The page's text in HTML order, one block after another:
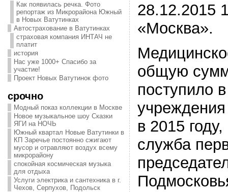
Как появилась речка. Фото
репортаж из Микрорайона Южный
в Новых Ватутинках
Автострахование в Ватутинках
страховая компания ИНТАЧ не
платит
история
Нас уже 1000+ Спасибо за
участие!
Проект Новых Ватутинок фото
срочно
Модный показ коллекции в Москве
Новое музыкальное шоу Сказки
ЯГИ на НОЧЬ
Южный квартал Новые Ватутинки в
КП Заречье постоянно сжигают
мусор и отравляют воздух всему
микрорайону
спокойная космическая музыка
для отдыха
Услуги электрика и сантехника в г.
Чехов, Серпухов, Подольск
28.12.2015
«Москва».
общую
поступило
в 2015
служба